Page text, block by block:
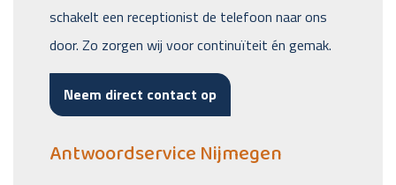
schakelt een receptionist de telefoon naar ons
door. Zo zorgen wij voor continuïteit én gemak.
Neem direct contact op
Antwoordservice Nijmegen